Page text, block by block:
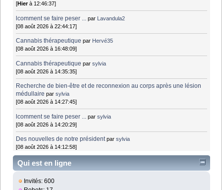
[Hierà 12:46:37]
lcomment se faire peser ... par Lavandula2
[08 août 2026 à 22:44:17]
Cannabis thérapeutique par Hervé35
[08 août 2026 à 16:48:09]
Cannabis thérapeutique parsylvia
[08 août 2026 à 14:35:35]
Recherche de bien-être et de reconnexion au corps après une lésion
médullaire parsylvia
[08 août 2026 à 14:27:45]
lcomment se faire peser ... parsylvia
[08 août 2026 à 14:20:29]
Des nouvelles de notre président parsylvia
[08 août 2026 à 14:12:58]
Qui est en ligne
Invités: 600